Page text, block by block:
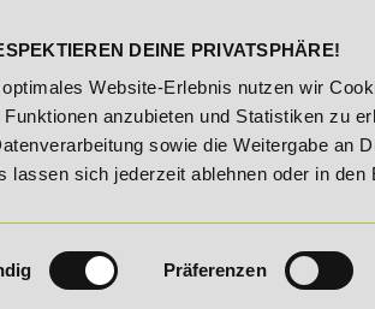
DEINE PRIVATSPHÄRE!
Website-Erlebnis nutzen wir
anzubieten und Statistiken zu
sowie die Weitergabe an
lassen sich jederzeit ablehnen oder in den
Präferenzen
28. Juli - 06. August 2026!
G H K L